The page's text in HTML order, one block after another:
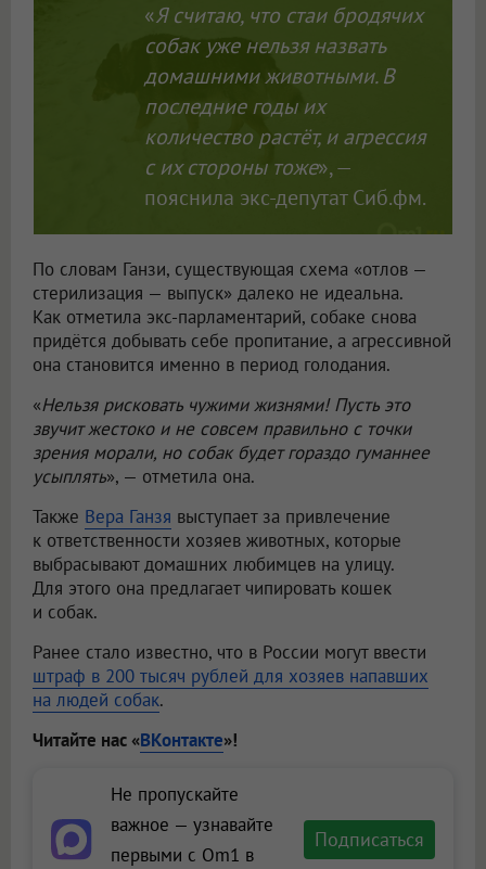
«Я считаю, что стаи бродячих
собак уже нельзя назвать
домашними животными. В
последние годы их
количество растёт, и агрессия
с их стороны тоже», —
пояснила экс-депутат Сиб.фм.
По словам Ганзи, существующая схема «отлов —
стерилизация — выпуск» далеко не идеальна.
Как отметила экс-парламентарий, собаке снова
придётся добывать себе пропитание, а агрессивной
она становится именно в период голодания.
«Нельзя рисковать чужими жизнями! Пусть это
звучит жестоко и не совсем правильно с точки
зрения морали, но собак будет гораздо гуманнее
усыплять», — отметила она.
Также Вера Ганзя выступает за привлечение
к ответственности хозяев животных, которые
выбрасывают домашних любимцев на улицу.
Для этого она предлагает чипировать кошек
и собак.
Ранее стало известно, что в России могут ввести
штраф в 200 тысяч рублей для хозяев напавших
на людей собак.
Читайте нас «ВКонтакте»!
Не пропускайте
важное — узнавайте
первыми с Om1 в
Подписаться